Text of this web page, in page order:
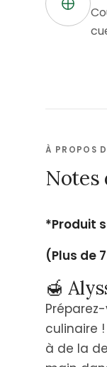
À PROPOS
Notes
*Produit
(Plus de
🍯
culinaire
à de la